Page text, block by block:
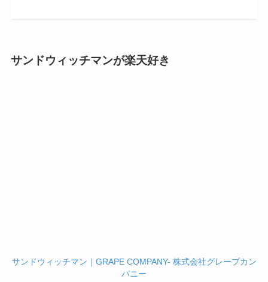
サンドウィッチマンが楽天好き
サンドウィッチマン｜GRAPE COMPANY- 株式会社グレープカン
パニー